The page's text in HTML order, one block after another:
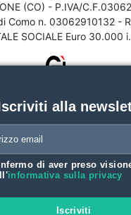
(CO) - P.IVA/
Como n. 03062910132 -
SOCIALE Euro 30.000
alla
di aver preso
informativa sulla privacy
Iscriviti